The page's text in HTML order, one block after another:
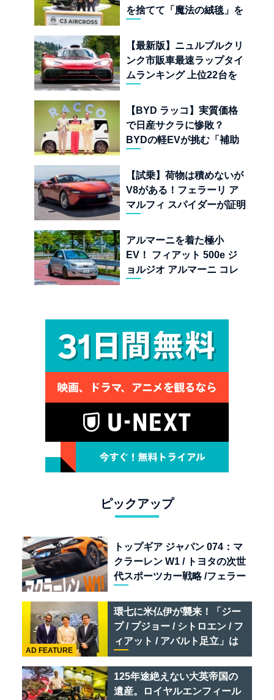
を捨てて「魔法の絨毯」を
児
【最新版】ニュルブルクリ
ンク市販車最速ラップタイ
ムランキング 上位22台を
【BYD ラッコ】実質価格
で日産サクラに惨敗？
BYDの軽EVが挑む「補助
界
【試乗】荷物は積めないが
V8がある！フェラーリ ア
マルフィ スパイダーが証明
ーの至福
アルマーニを着た極小
EV！ フィアット 500e ジ
ョルジオ アルマーニ コレ
ピックアップ
トップギア ジャパン 074：マ
クラーレン W1 / トヨタの次世
代スポーツカー戦略 /フェラー
リオ /ベントレー スーパース
ポーツ
環七に米仏伊が襲来！「ジー
プ / プジョー / シトロエン / フ
ィアット / アバルト足立」は
クルマのセレクトショップで
ある
AD FEATURE
125年途絶えない大英帝国の
遺産。ロイヤルエンフィール